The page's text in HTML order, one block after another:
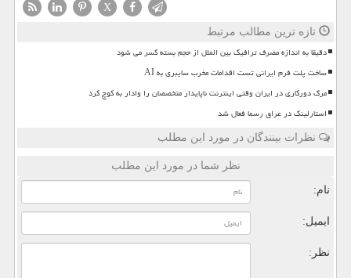
X
تازه ترین مطالب مرتبط
دقیقا به اندازه مصرف ترافیک بین الملل از حجم بسته کسر می شود
ساخت پلت فرم ایرانی تست اقدامات مخرب سایبری به AI
مرگ دورکاری در ایران وقتی اینترنت ناپایدار متخصصان را وادار به کوچ کرد
استارلینک در عراق رسما فعال شد
نظرات بینندگان در مورد این مطلب
نظر شما در مورد این مطلب
نام:
ایمیل:
نظر: